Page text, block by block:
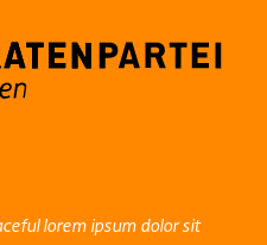
lorem ipsum dolor sit